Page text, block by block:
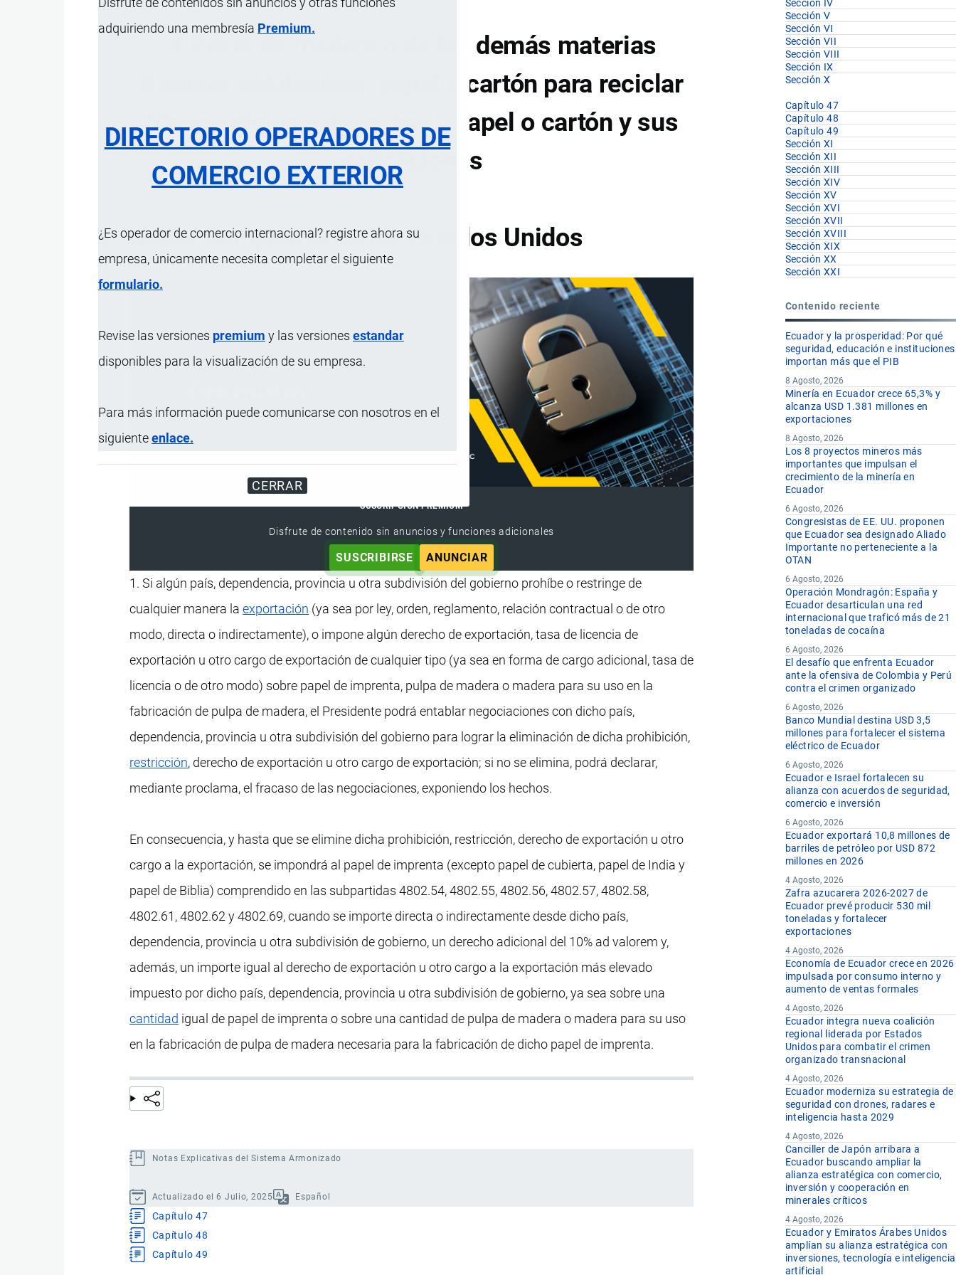
adquiriendo una membresía Premium.
DIRECTORIO OPERADORES DE
COMERCIO EXTERIOR
¿Es operador de comercio internacional? registre ahora su
empresa, únicamente necesita completar el siguiente
formulario.
Revise las versiones premium y las versiones estandar
disponibles para la visualización de su empresa.
Para más información puede comunicarse con nosotros en el
siguienteenlace.
CERRAR
X Pasta de madera o de las demás materias
fibrosas celulósicas; papel o cartón para reciclar
(desperdicios y desechos); papel o cartón y sus
aplicaciones
Notas Complementarias Estados Unidos
SUSCRIPCIÓN PREMIUM
Disfrute de contenido sin anuncios y funciones adicionales
SUSCRIBIRSE ANUNCIAR
1. Si algún país, dependencia, provincia u otra subdivisión del gobierno prohíbe o restringe de
cualquier manera laexportación (ya sea por ley, orden, reglamento, relación contractual o de otro
modo, directa o indirectamente), o impone algún derecho de exportación, tasa de licencia de
exportación u otro cargo de exportación de cualquier tipo (ya sea en forma de cargo adicional, tasa de
licencia o de otro modo) sobre papel de imprenta, pulpa de madera o madera para su uso en la
fabricación de pulpa de madera, el Presidente podrá entablar negociaciones con dicho país,
dependencia, provincia u otra subdivisión del gobierno para lograr la eliminación de dicha prohibición,
restricción, derecho de exportación u otro cargo de exportación; si no se elimina, podrá declarar,
mediante proclama, el fracaso de las negociaciones, exponiendo los hechos.
En consecuencia, y hasta que se elimine dicha prohibición, restricción, derecho de exportación u otro
cargo a la exportación, se impondrá al papel de imprenta (excepto papel de cubierta, papel de India y
papel de Biblia) comprendido en las subpartidas 4802.54, 4802.55, 4802.56, 4802.57, 4802.58,
4802.61, 4802.62 y 4802.69, cuando se importe directa o indirectamente desde dicho país,
dependencia, provincia u otra subdivisión de gobierno, un derecho adicional del 10% ad valorem y,
además, un importe igual al derecho de exportación u otro cargo a la exportación más elevado
impuesto por dicho país, dependencia, provincia u otra subdivisión de gobierno, ya sea sobre una
cantidad igual de papel de imprenta o sobre una cantidad de pulpa de madera o madera para su uso
en la fabricación de pulpa de madera necesaria para la fabricación de dicho papel de imprenta.
Notas Explicativas del Sistema Armonizado
Actualizado el 6 Julio, 2025 Español
Capítulo 47
Capítulo 48
Capítulo 49
Sección IV
Sección V
Sección VI
Sección VII
Sección VIII
Sección IX
Sección X
Capítulo 47
Capítulo 48
Capítulo 49
Sección XI
Sección XII
Sección XIII
Sección XIV
Sección XV
Sección XVI
Sección XVII
Sección XVIII
Sección XIX
Sección XX
Sección XXI
Contenido reciente
Ecuador y la prosperidad: Por qué
seguridad, educación e instituciones
importan más que el PIB
8 Agosto, 2026
Minería en Ecuador crece 65,3% y
alcanza USD 1.381 millones en
exportaciones
8 Agosto, 2026
Los 8 proyectos mineros más
importantes que impulsan el
crecimiento de la minería en
Ecuador
6 Agosto, 2026
Congresistas de EE. UU. proponen
que Ecuador sea designado Aliado
Importante no perteneciente a la
OTAN
6 Agosto, 2026
Operación Mondragón: España y
Ecuador desarticulan una red
internacional que traficó más de 21
toneladas de cocaína
6 Agosto, 2026
El desafío que enfrenta Ecuador
ante la ofensiva de Colombia y Perú
contra el crimen organizado
6 Agosto, 2026
Banco Mundial destina USD 3,5
millones para fortalecer el sistema
eléctrico de Ecuador
6 Agosto, 2026
Ecuador e Israel fortalecen su
alianza con acuerdos de seguridad,
comercio e inversión
6 Agosto, 2026
Ecuador exportará 10,8 millones de
barriles de petróleo por USD 872
millones en 2026
4 Agosto, 2026
Zafra azucarera 2026-2027 de
Ecuador prevé producir 530 mil
toneladas y fortalecer
exportaciones
4 Agosto, 2026
Economía de Ecuador crece en 2026
impulsada por consumo interno y
aumento de ventas formales
4 Agosto, 2026
Ecuador integra nueva coalición
regional liderada por Estados
Unidos para combatir el crimen
organizado transnacional
4 Agosto, 2026
Ecuador moderniza su estrategia de
seguridad con drones, radares e
inteligencia hasta 2029
4 Agosto, 2026
Canciller de Japón arribara a
Ecuador buscando ampliar la
alianza estratégica con comercio,
inversión y cooperación en
minerales críticos
4 Agosto, 2026
Ecuador y Emiratos Árabes Unidos
amplían su alianza estratégica con
inversiones, tecnología e inteligencia
artificial